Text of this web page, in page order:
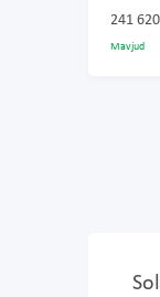
241
Mavjud